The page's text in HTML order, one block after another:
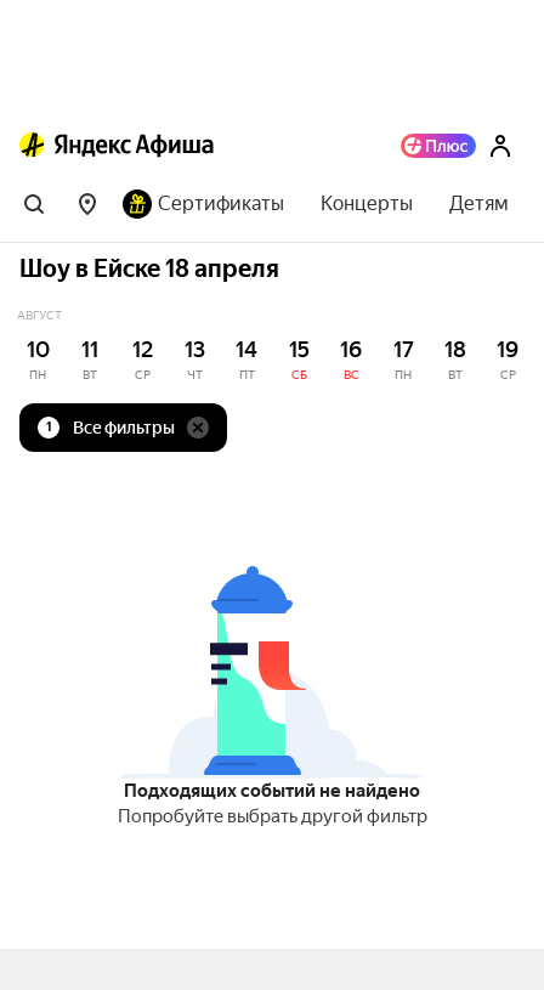
Сертификаты Концерты Детям
Шоу в Ейске 18 апреля
АВГУСТ
10
ПН
11
ВТ
12
СР
13
ЧТ
14
ПТ
15
СБ
16
ВС
17
ПН
18
ВТ
19
СР
1 Все фильтры
Подходящих событий не найдено
Попробуйте выбрать другой фильтр